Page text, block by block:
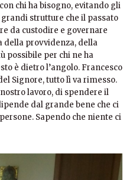
chi ha bisogno, evitando gli
strutture che il passato
da custodire e governare
della provvidenza, della
possibile per chi ne ha
è dietro l’angolo. Francesco
Signore, tutto lì va rimesso.
lavoro, di spendere il
dal grande bene che ci
Sapendo che niente ci